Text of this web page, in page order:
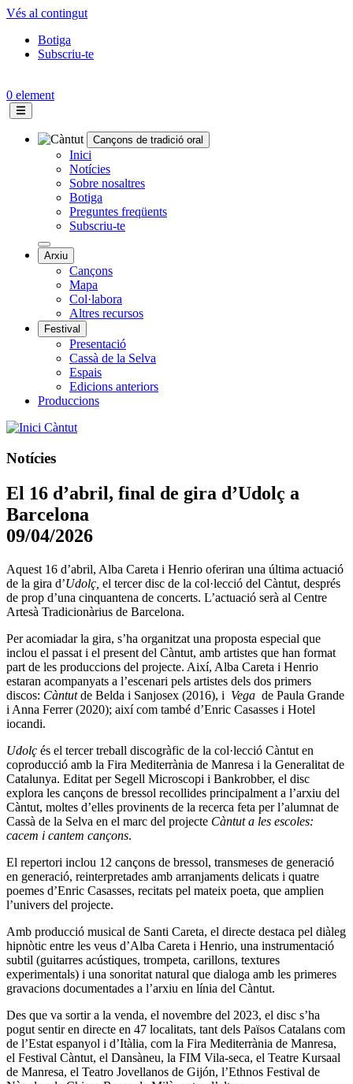
Vés al contingut
Topbar
Botiga
Subscriu-te
0 element
Navegació
principal
Cançons de tradició oral
Inici
Notícies
Sobre nosaltres
Botiga
Preguntes freqüents
Subscriu-te
Arxiu
Cançons
Mapa
Col·labora
Altres recursos
Festival
Presentació
Cassà de la Selva
Espais
Edicions anteriors
Produccions
Càntut
Notícies
El 16 d’abril, final de gira d’Udolç a
Barcelona
09/04/2026
Aquest 16 d’abril, Alba Careta i Henrio oferiran una última actuació
de la gira d’Udolç, el tercer disc de la col·lecció del Càntut, després
de prop d’una cinquantena de concerts. L’actuació serà al Centre
Artesà Tradicionàrius de Barcelona.
Per acomiadar la gira, s’ha organitzat una proposta especial que
inclou el passat i el present del Càntut, amb artistes que han format
part de les produccions del projecte. Així, Alba Careta i Henrio
estaran acompanyats a l’escenari pels artistes dels dos primers
discos: Càntutde Belda i Sanjosex (2016), i Vega de Paula Grande
i Anna Ferrer (2020); així com també d’Enric Casasses i Hotel
iocandi.
Udolç és el tercer treball discogràfic de la col·lecció Càntut en
coproducció amb la Fira Mediterrània de Manresa i la Generalitat de
Catalunya. Editat per Segell Microscopi i Bankrobber, el disc
explora les cançons de bressol recollides principalment a l’arxiu del
Càntut, moltes d’elles provinents de la recerca feta per l’alumnat de
Cassà de la Selva en el marc del projecte Càntut a les escoles:
cacem i cantem cançons.
El repertori inclou 12 cançons de bressol, transmeses de generació
en generació, reinterpretades amb arranjaments delicats i quatre
poemes d’Enric Casasses, recitats pel mateix poeta, que amplien
l’univers del projecte.
Amb producció musical de Santi Careta, el directe destaca pel diàleg
hipnòtic entre les veus d’Alba Careta i Henrio, una instrumentació
subtil (guitarres acústiques, trompeta, carillons, textures
experimentals) i una sonoritat natural que dialoga amb les primeres
gravacions documentades a l’arxiu en línia del Càntut.
Des que va sortir a la venda, el novembre del 2023, el disc s’ha
pogut sentir en directe en 47 localitats, tant dels Països Catalans com
de l’Estat espanyol i d’Itàlia, com la Fira Mediterrània de Manresa,
el Festival Càntut, el Dansàneu, la FIM Vila-seca, el Teatre Kursaal
de Manresa, el Teatro Jovellanos de Gijón, l’Ethnos Festival de